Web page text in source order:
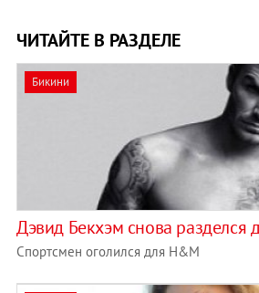
ЧИТАЙТЕ В РАЗДЕЛЕ
Бикини
Дэвид Бекхэм снова разделся
Спортсмен оголился для H&M